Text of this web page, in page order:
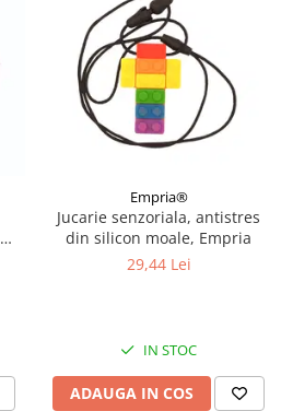
Empria®
Jucarie senzoriala, antistres
din silicon moale, Empria
29,44 Lei
IN STOC
ADAUGA IN COS